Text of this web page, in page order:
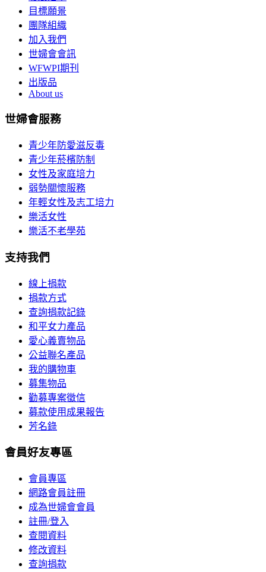
目標願景
團隊組織
加入我們
世婦會會訊
WFWPI期刊
出版品
About us
世婦會服務
青少年防愛滋反毒
青少年菸檳防制
女性及家庭培力
弱勢關懷服務
年輕女性及志工培力
樂活女性
樂活不老學苑
支持我們
線上捐款
捐款方式
查詢捐款記錄
和平女力產品
愛心義賣物品
公益聯名產品
我的購物車
募集物品
勸募專案徵信
募款使用成果報告
芳名錄
會員好友專區
會員專區
網路會員註冊
成為世婦會會員
註冊/登入
查閱資料
修改資料
查詢捐款